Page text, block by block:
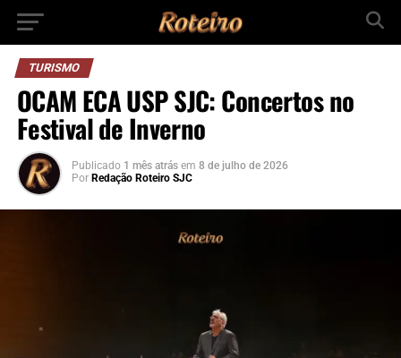
TURISMO
OCAM ECA USP SJC: Concertos no
Festival de Inverno
Publicado 1 mês atrás em 8 de julho de 2026
Por Redação Roteiro SJC